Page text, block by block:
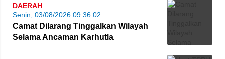
DAERAH
Senin, 03/08/2026 09:36:02
Camat Dilarang Tinggalkan Wilayah
Selama Ancaman Karhutla